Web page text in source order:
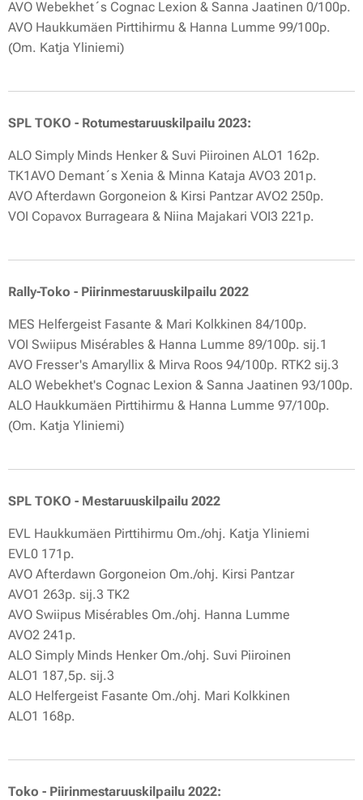
AVO Webekhet´s Cognac Lexion & Sanna Jaatinen 0/100p.
AVO Haukkumäen Pirttihirmu & Hanna Lumme 99/100p.
(Om. Katja Yliniemi)
SPL TOKO - Rotumestaruuskilpailu 2023:
ALO Simply Minds Henker & Suvi Piiroinen ALO1 162p.
TK1AVO Demant´s Xenia & Minna Kataja AVO3 201p.
AVO Afterdawn Gorgoneion & Kirsi Pantzar AVO2 250p.
VOI Copavox Burrageara & Niina Majakari VOI3 221p.
Rally-Toko - Piirinmestaruuskilpailu 2022
MES Helfergeist Fasante & Mari Kolkkinen 84/100p.
VOI Swiipus Misérables & Hanna Lumme 89/100p. sij.1
AVO Fresser's Amaryllix & Mirva Roos 94/100p. RTK2 sij.3
ALO Webekhet's Cognac Lexion & Sanna Jaatinen 93/100p.
ALO Haukkumäen Pirttihirmu & Hanna Lumme 97/100p.
(Om. Katja Yliniemi)
SPL TOKO - Mestaruuskilpailu 2022
EVL Haukkumäen Pirttihirmu Om./ohj. Katja Yliniemi
EVL0 171p.
AVO Afterdawn Gorgoneion Om./ohj. Kirsi Pantzar
AVO1 263p. sij.3 TK2
AVO Swiipus Misérables Om./ohj. Hanna Lumme
AVO2 241p.
ALO Simply Minds Henker Om./ohj. Suvi Piiroinen
ALO1 187,5p. sij.3
ALO Helfergeist Fasante Om./ohj. Mari Kolkkinen
ALO1 168p.
Toko - Piirinmestaruuskilpailu 2022: